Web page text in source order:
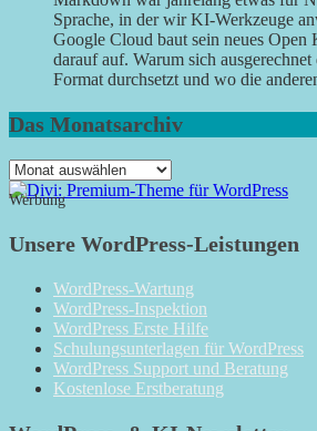
Sprache, in der wir KI-Werkzeuge
Google Cloud baut sein neues Open
darauf auf. Warum sich ausgerechnet
Format durchsetzt und wo die
Das Monatsarchiv
Das
Monatsarchiv
Werbung
Unsere WordPress-Leistungen
WordPress-Wartung
WordPress-Inspektion
WordPress Erste Hilfe
Schulungsunterlagen für WordPress
WordPress Support und Beratung
Kostenlose Erstberatung